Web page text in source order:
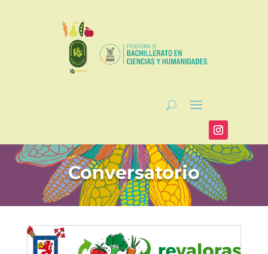
Conversatorio